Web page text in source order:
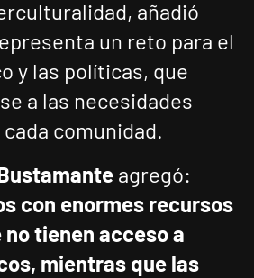
añadió
un reto para el
y las políticas, que
a las necesidades
comunidad.
agregó:
con enormes recursos
tienen acceso a
mientras que las